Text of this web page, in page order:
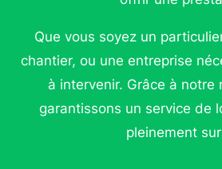
Que vous soyez un
chantier, ou une entreprise
à intervenir. Grâce à
garantissons un service de
pleinement